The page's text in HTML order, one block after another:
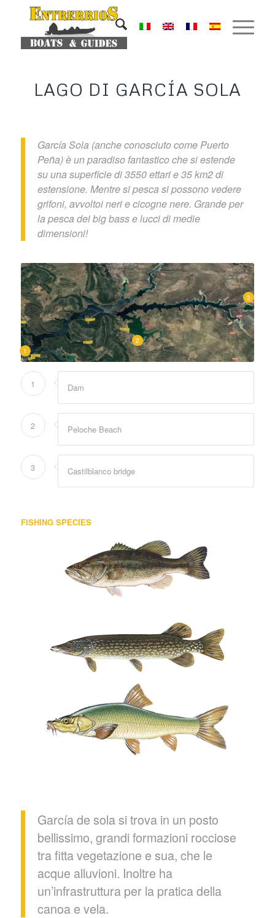
LAGO DI GARCÍA SOLA
García Sola (anche conosciuto come Puerto
Peña) è un paradiso fantastico che si estende
su una superficie di 3550 ettari e 35 km2 di
estensione. Mentre si pesca si possono vedere
grifoni, avvoltoi neri e cicogne nere. Grande per
la pesca dei big bass e lucci di medie
dimensioni!
1
2
3
1 Dam
2 Peloche Beach
3 Castilblanco bridge
FISHING SPECIES
García de sola si trova in un posto
bellissimo, grandi formazioni rocciose
tra fitta vegetazione e sua, che le
acque alluvioni. Inoltre ha
un’infrastruttura per la pratica della
canoa e vela.